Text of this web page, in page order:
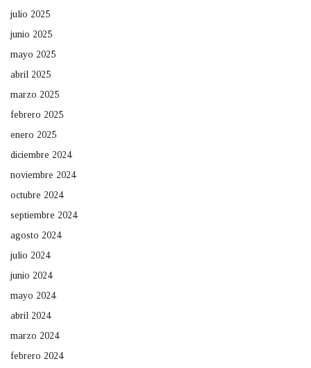
julio 2025
junio 2025
mayo 2025
abril 2025
marzo 2025
febrero 2025
enero 2025
diciembre 2024
noviembre 2024
octubre 2024
septiembre 2024
agosto 2024
julio 2024
junio 2024
mayo 2024
abril 2024
marzo 2024
febrero 2024